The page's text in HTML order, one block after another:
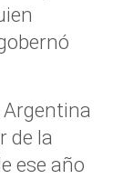
de la
ese año